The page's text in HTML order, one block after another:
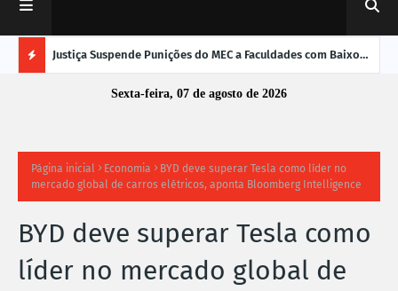
A
S
Justiça Suspende Punições do MEC a Faculdades com Baixo
Desempenho no Enamed
Sexta-feira, 07 de agosto de 2026
Página inicial Economia
BYD deve superar Tesla como líder no
mercado global de carros elétricos, aponta Bloomberg Intelligence
BYD deve superar Tesla como
líder no mercado global de